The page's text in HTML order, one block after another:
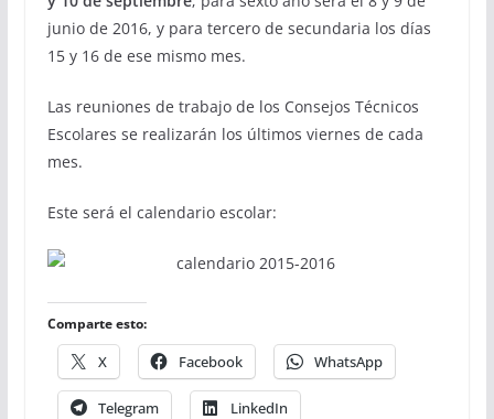
junio de 2016, y para tercero de secundaria los días
15 y 16 de ese mismo mes.
Las reuniones de trabajo de los Consejos Técnicos
Escolares se realizarán los últimos viernes de cada
mes.
Este será el calendario escolar:
Comparte esto:
X Facebook WhatsApp
Telegram LinkedIn